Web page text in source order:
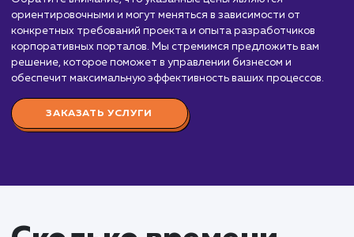
приблизительный порядок цен:
Простой корпоративный портал:От 200
до 500 000 рублей. Включает базовый
(форумы, блоги, система управления
стандартный дизайн, интеграцию с базовыми
системами компании.
корпоративными системами, поддержку